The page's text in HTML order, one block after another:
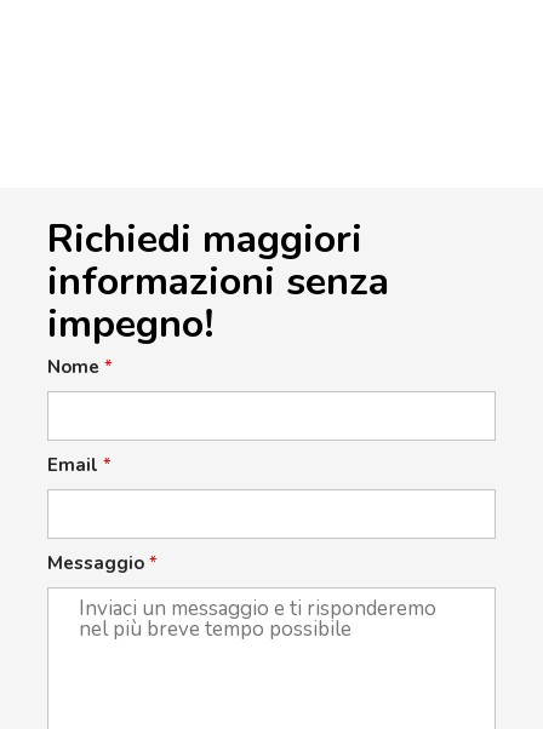
Richiedi maggiori
informazioni senza
impegno!
Nome *
Email *
Messaggio *